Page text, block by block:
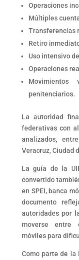
Operaciones
Múltiples
Transferencias
Retiro
Uso intensivo
Operaciones
Movimientos
penitenciarios.
La autoridad
federativas con
analizados,
Veracruz, Ciudad
La guía de la
convertido
en SPEI, banca
documento
autoridades por
moverse entre
móviles para
Como parte de la